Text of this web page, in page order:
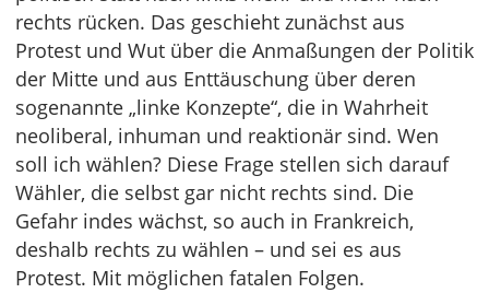
rechts rücken. Das geschieht zunächst aus
Protest und Wut über die Anmaßungen der Politik
der Mitte und aus Enttäuschung über deren
sogenannte „linke Konzepte“, die in Wahrheit
neoliberal, inhuman und reaktionär sind. Wen
soll ich wählen? Diese Frage stellen sich darauf
Wähler, die selbst gar nicht rechts sind. Die
Gefahr indes wächst, so auch in Frankreich,
deshalb rechts zu wählen – und sei es aus
Protest. Mit möglichen fatalen Folgen.